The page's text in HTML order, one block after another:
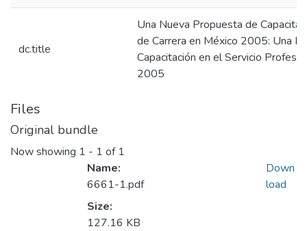
dc.title
Una Nueva Propuesta de
de Carrera en México 2005: Una
Capacitación en el Servicio
2005
Files
Original bundle
Now showing 1 - 1 of 1
Name:
6661-1.pdf
Size:
127.16 KB
Down
load